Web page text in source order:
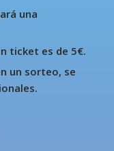
una
ticket es de 5€.
un sorteo, se